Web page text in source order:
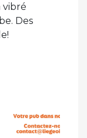
vibré
Des